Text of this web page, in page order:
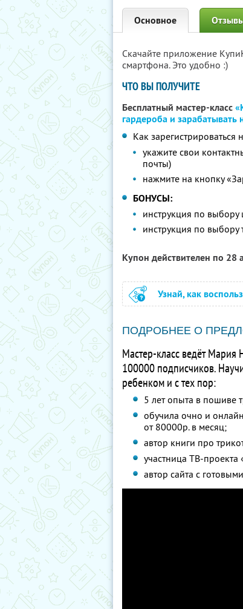
Основное
Скачайте приложение
смартфона. Это удобно :)
ЧТО ВЫ ПОЛУЧИТЕ
Бесплатный мастер-класс
гардероба и зарабатывать
Как зарегистрироваться
укажите свои
почты)
нажмите на кнопку
БОНУСЫ:
инструкция по
инструкция по выбору
Купон действителен по 28
Узнай, как
ПОДРОБНЕЕ О
Мастер-класс ведёт
100000 подписчиков.
ребенком и с тех пор:
5 лет опыта в пошиве
обучила очно и
от 80000р. в месяц;
автор книги про
участница ТВ-
автор сайта с